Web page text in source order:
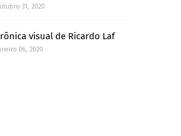
31, 2020
visual de Ricardo Laf
06, 2020